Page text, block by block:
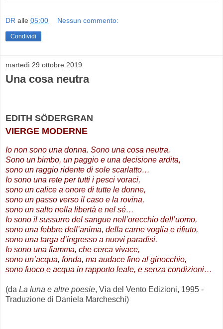
DR alle 05:00 Nessun commento:
Condividi
martedì 29 ottobre 2019
Una cosa neutra
EDITH SÖDERGRAN
VIERGE MODERNE
Io non sono una donna. Sono una cosa neutra.
Sono un bimbo, un paggio e una decisione ardita,
sono un raggio ridente di sole scarlatto…
Io sono una rete per tutti i pesci voraci,
sono un calice a onore di tutte le donne,
sono un passo verso il caso e la rovina,
sono un salto nella libertà e nel sé…
Io sono il sussurro del sangue nell’orecchio dell’uomo,
sono una febbre dell’anima, della carne voglia e rifiuto,
sono una targa d’ingresso a nuovi paradisi.
Io sono una fiamma, che cerca vivace,
sono un’acqua, fonda, ma audace fino al ginocchio,
sono fuoco e acqua in rapporto leale, e senza condizioni…
(da La luna e altre poesie, Via del Vento Edizioni, 1995 -
Traduzione di Daniela Marcheschi)